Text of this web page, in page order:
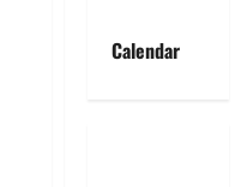
Calendar